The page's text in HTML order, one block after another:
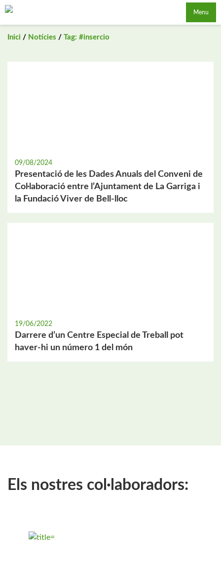
Saltar
Menu
Inici / Notícies / Tag: #insercio
09/08/2024
Presentació de les Dades Anuals del Conveni de
Col·laboració entre l’Ajuntament de La Garriga i
la Fundació Viver de Bell-lloc
19/06/2022
Darrere d’un Centre Especial de Treball pot
haver-hi un número 1 del món
Els nostres col·laboradors: